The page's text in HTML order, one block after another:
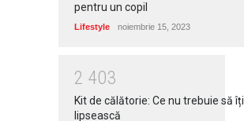
pentru un copil
Lifestyle noiembrie 15, 2023
2 403
Kit de călătorie: Ce nu trebuie să îți
lipsească